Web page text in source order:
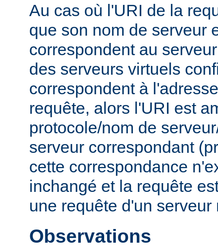
Au cas où l'URI de la
que son nom de serveur
correspondent au
des serveurs virtuels
correspondent à
requête, alors l'URI est
protocole/nom de
serveur correspondant
cette correspondance
inchangé et la requête
une requête d'un
Observations